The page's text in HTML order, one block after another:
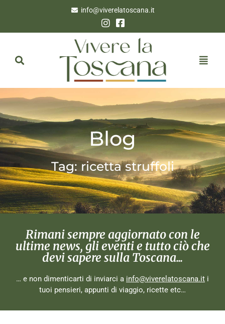
info@viverelatoscana.it
Blog
Tag: ricetta struffoli
Rimani sempre aggiornato con le
ultime news, gli eventi e tutto ciò che
devi sapere sulla Toscana...
… e non dimenticarti di inviarci a info@viverelatoscana.it i
tuoi pensieri, appunti di viaggio, ricette etc…